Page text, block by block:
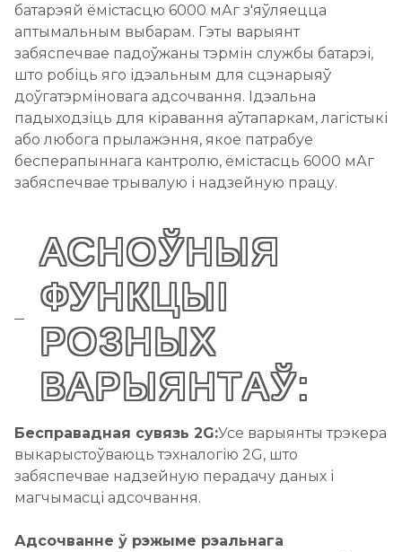
батарэяй ёмістасцю 6000 мАг з'яўляецца
аптымальным выбарам. Гэты варыянт
забяспечвае падоўжаны тэрмін службы батарэі,
што робіць яго ідэальным для сцэнарыяў
доўгатэрміновага адсочвання. Ідэальна
падыходзіць для кіравання аўтапаркам, лагістыкі
або любога прылажэння, якое патрабуе
бесперапыннага кантролю, ёмістасць 6000 мАг
забяспечвае трывалую і надзейную працу.
АСНОЎНЫЯ
ФУНКЦЫІ
РОЗНЫХ
ВАРЫЯНТАЎ:
Бесправадная сувязь 2G:Усе варыянты трэкера
выкарыстоўваюць тэхналогію 2G, што
забяспечвае надзейную перадачу даных і
магчымасці адсочвання.
Адсочванне ў рэжыме рэальнага